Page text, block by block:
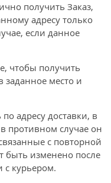
получить Заказ,
адресу только
если данное
чтобы получить
заданное место и
по адресу доставки, в
противном случае он
с повторной
быть изменено после
с курьером.